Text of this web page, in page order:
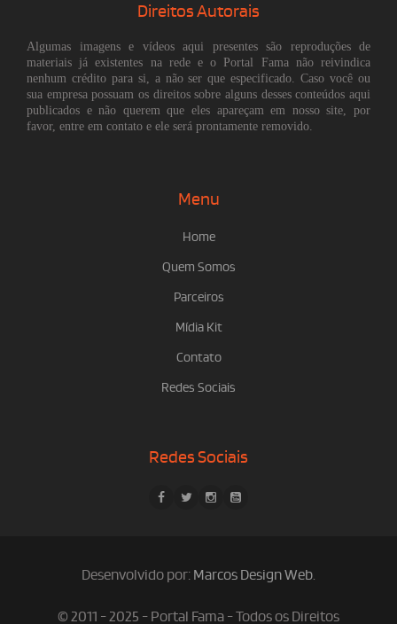
Direitos Autorais
Algumas imagens e vídeos aqui presentes são reproduções de
materiais já existentes na rede e o Portal Fama não reivindica
nenhum crédito para si, a não ser que especificado. Caso você ou
sua empresa possuam os direitos sobre alguns desses conteúdos aqui
publicados e não querem que eles apareçam em nosso site, por
favor, entre em contato e ele será prontamente removido.
Menu
Home
Quem Somos
Parceiros
Mídia Kit
Contato
Redes Sociais
Redes Sociais
Desenvolvido por: Marcos Design Web.
© 2011 - 2025 - Portal Fama - Todos os Direitos